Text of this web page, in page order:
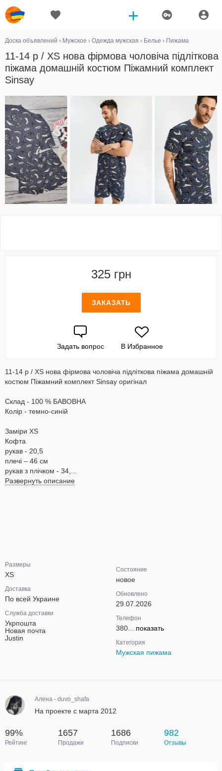
Доска объявлений › Мужское › Одежда мужская › Белье › Пижама
11-14 р / XS нова фірмова чоловіча підліткова
піжама домашній костюм Піжамний комплект
Sinsay
325 грн
ЗАКАЗАТЬ
Задать вопрос В Избранное
11-14 р / XS нова фірмова чоловіча підліткова піжама домашній
костюм Піжамний комплект Sinsay оригінал
Склад - 100 % БАВОВНА
Колір - темно-синій
Заміри XS
Кофта
рукав - 20,5
плечі – 46 см
рукав з плічком - 34,...
Развернуть описание
Размеры
XS
Доставка
По всей Украине
Служба доставки
Укрпошта
Новая почта
Justin
Состояние
новое
Обновлено
29.07.2026
Телефон
380... показать
Категория
Мужская пижама
Алена - duvo_shafa
На проекте с марта 2012
99%
Рейтинг
1657
Продажи
1686
Подписки
982
Отзывы